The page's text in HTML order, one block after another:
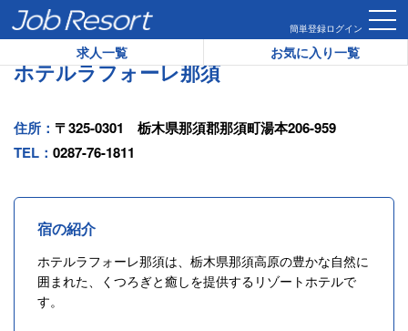
簡単登録ログイン
求人一覧 お気に入り一覧
HOME ホテル一覧
ホテルラフォーレ那須
住所： 〒325-0301 栃木県那須郡那須町湯本206-959
TEL： 0287-76-1811
宿の紹介
ホテルラフォーレ那須は、栃木県那須高原の豊かな自然に
囲まれた、くつろぎと癒しを提供するリゾートホテルで
す。